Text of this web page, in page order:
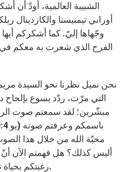
الشبيبة العالمية، أودّ أن
أوراني تيمبيستا والكاردينال
وجّهاها إليّ. كما أشكركم
الفرح الذي شعرت به معكم في
نحن نميل نظرنا نحو السيدة
التي مرّت، ردّد يسوع بإلحاح
مبشّرين؛ لقد سمعتم صوت
محبّة الله من خلال هذا
أليس كذلك؟ هل فهمتم الآن
رغبتكم بحياة تفيض فيكم؟ (يو 10:10).